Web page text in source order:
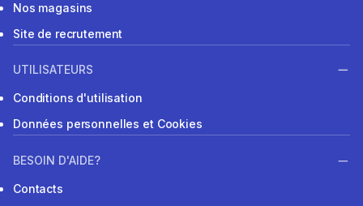
Nos magasins
Site de recrutement
UTILISATEURS
Conditions d'utilisation
Données personnelles et Cookies
BESOIN D'AIDE?
Contacts